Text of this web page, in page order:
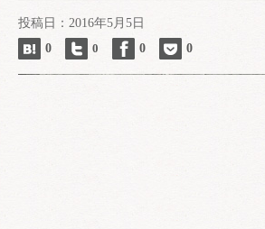
投稿日：2016年5月5日
0
0 0 0